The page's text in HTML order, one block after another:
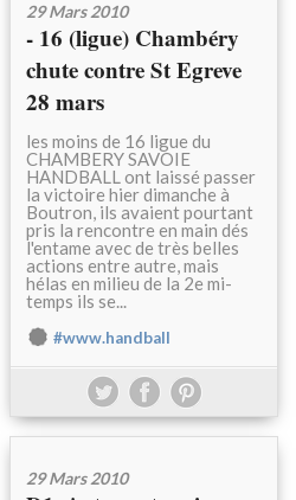
29 Mars 2010
- 16 (ligue) Chambéry
chute contre St Egreve
28 mars
les moins de 16 ligue du
CHAMBERY SAVOIE
HANDBALL ont laissé passer
la victoire hier dimanche à
Boutron, ils avaient pourtant
pris la rencontre en main dés
l'entame avec de très belles
actions entre autre, mais
hélas en milieu de la 2e mi-
temps ils se...
#www.handball
29 Mars 2010